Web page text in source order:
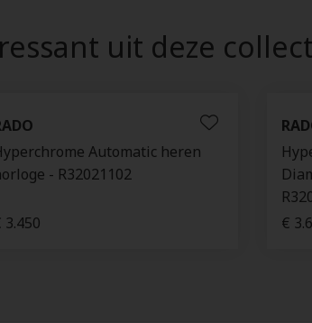
uit deze
Automatic heren
- R32021102
3.450
€